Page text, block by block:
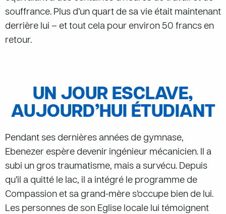
souffrance. Plus d’un quart de sa vie était maintenant
derrière lui – et tout cela pour environ 50 francs en
retour.
UN JOUR ESCLAVE,
AUJOURD’HUI ÉTUDIANT
Pendant ses dernières années de gymnase,
Ebenezer espère devenir ingénieur mécanicien. Il a
subi un gros traumatisme, mais a survécu. Depuis
qu’il a quitté le lac, il a intégré le programme de
Compassion et sa grand-mère s’occupe bien de lui.
Les personnes de son Eglise locale lui témoignent